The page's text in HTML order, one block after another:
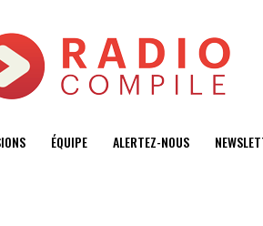
ÉQUIPE ALERTEZ-NOUS